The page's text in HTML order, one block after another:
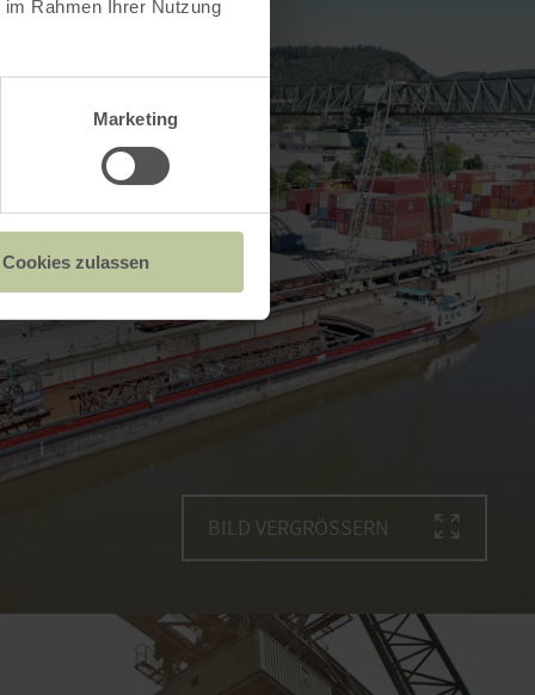
Rahmen Ihrer Nutzung
Marketing
Cookies zulassen
BILD VERGRÖSSERN